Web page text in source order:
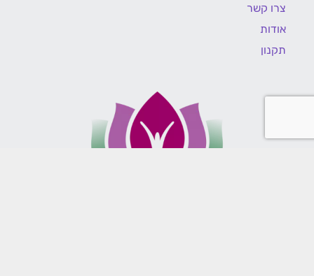
צרו קשר
אודות
תקנון